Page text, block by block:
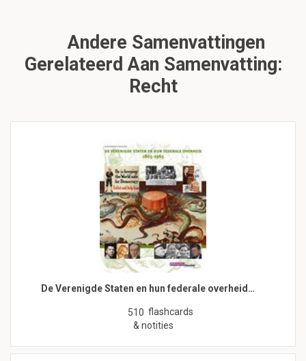
Andere Samenvattingen
Gerelateerd Aan Samenvatting:
Recht
De Verenigde Staten en hun federale overheid…
510 flashcards
& notities